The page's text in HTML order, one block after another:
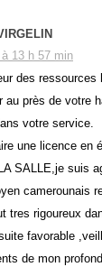
13 h 57 min
des ressources
au près de votre
votre service.
une licence en
SALLE,je suis
camerounais
tres rigoureux
favorable
de mon